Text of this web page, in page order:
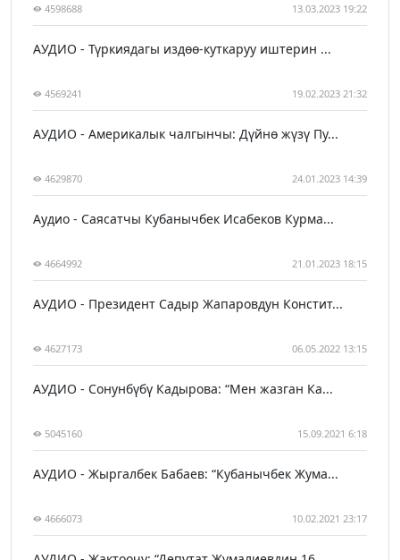
4598688 13.03.2023 19:22
АУДИО - Түркиядагы издөө-куткаруу иштерин ...
4569241 19.02.2023 21:32
АУДИО - Америкалык чалгынчы: Дүйнө жүзү Пу...
4629870 24.01.2023 14:39
Аудио - Саясатчы Кубанычбек Исабеков Курма...
4664992 21.01.2023 18:15
АУДИО - Президент Садыр Жапаровдун Констит...
4627173 06.05.2022 13:15
АУДИО - Сонунбүбү Кадырова: “Мен жазган Ка...
5045160 15.09.2021 6:18
АУДИО - Жыргалбек Бабаев: “Кубанычбек Жума...
4666073 10.02.2021 23:17